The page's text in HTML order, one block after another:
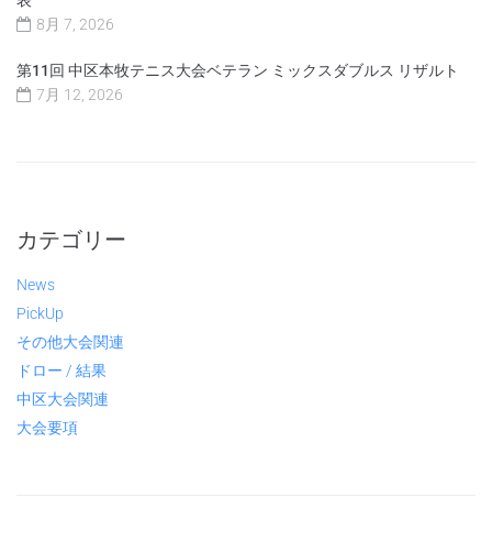
8月 7, 2026
第11回 中区本牧テニス大会ベテラン ミックスダブルス リザルト
7月 12, 2026
カテゴリー
News
PickUp
その他大会関連
ドロー / 結果
中区大会関連
大会要項